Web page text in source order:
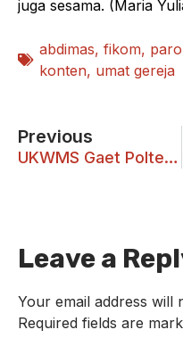
juga sesama. (Maria
abdimas, fikom,
konten, umat gereja
Previous
UKWMS Gaet Poltek Perkeretaapian Indonesia
Leave a
Your email address will
Required fields are